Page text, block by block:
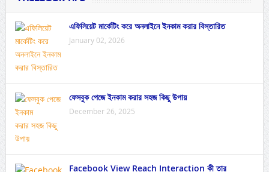
এফিলিয়েট মার্কেটিং করে অনলাইনে ইনকাম করার বিস্তারিত
January 02, 2026
ফেসবুক পেজে ইনকাম করার সহজ কিছু উপায়
December 26, 2025
Facebook View Reach Interaction কী তার